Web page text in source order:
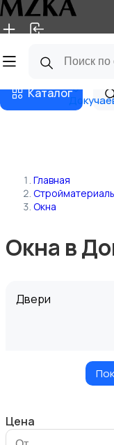
Главная Магазины
Каталог
Главная
Окна
Окна в
Двери
Цена